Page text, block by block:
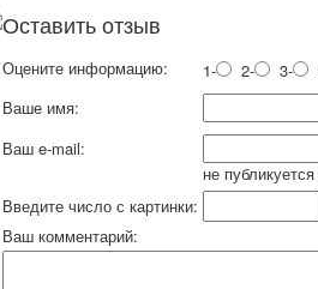
Оставить отзыв
Оцените информацию: 1- 2- 3-
Ваше имя:
Ваш e-mail:
не
Введите число с картинки:
Ваш комментарий: